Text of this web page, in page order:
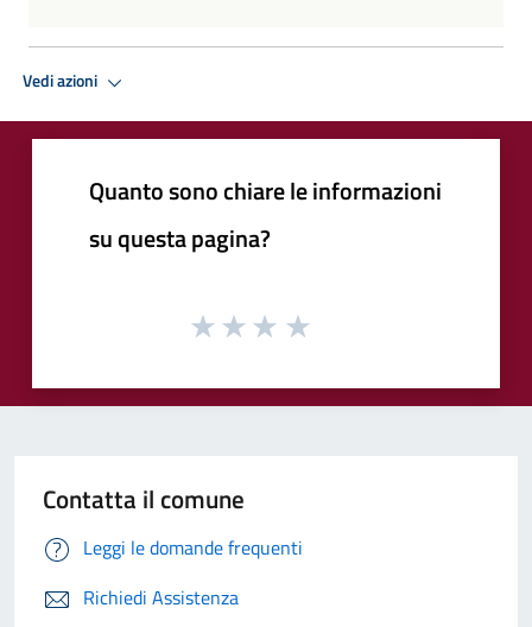
Vedi azioni
Quanto sono chiare le informazioni
su questa pagina?
Contatta il comune
Leggi le domande frequenti
Richiedi Assistenza